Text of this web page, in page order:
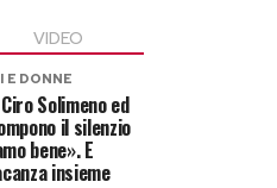
VIDEO
E DONNE
Solimeno ed
il silenzio
bene». E
insieme